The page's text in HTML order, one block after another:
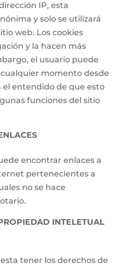
IP, esta
y solo se utilizará
web. Los cookies
y la hacen más
el usuario puede
momento desde
el entendido de que esto
funciones del sitio
encontrar enlaces a
pertenecientes a
no se hace
INTELETUAL
tener los derechos de